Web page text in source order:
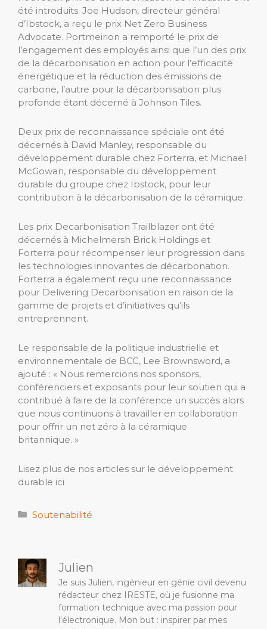
été introduits. Joe Hudson, directeur général
d’Ibstock, a reçu le prix Net Zero Business
Advocate. Portmeirion a remporté le prix de
l’engagement des employés ainsi que l’un des prix
de la décarbonisation en action pour l’efficacité
énergétique et la réduction des émissions de
carbone, l’autre pour la décarbonisation plus
profonde étant décerné à Johnson Tiles.
Deux prix de reconnaissance spéciale ont été
décernés à David Manley, responsable du
développement durable chez Forterra, et Michael
McGowan, responsable du développement
durable du groupe chez Ibstock, pour leur
contribution à la décarbonisation de la céramique.
Les prix Decarbonisation Trailblazer ont été
décernés à Michelmersh Brick Holdings et
Forterra pour récompenser leur progression dans
les technologies innovantes de décarbonation.
Forterra a également reçu une reconnaissance
pour Delivering Decarbonisation en raison de la
gamme de projets et d’initiatives qu’ils
entreprennent.
Le responsable de la politique industrielle et
environnementale de BCC, Lee Brownsword, a
ajouté : « Nous remercions nos sponsors,
conférenciers et exposants pour leur soutien qui a
contribué à faire de la conférence un succès alors
que nous continuons à travailler en collaboration
pour offrir un net zéro à la céramique
britannique. »
Lisez plus de nos articles sur le développement
durable ici
Catégories
Soutenabilité
Julien
Je suis Julien, ingénieur en génie civil devenu
rédacteur chez IRESTE, où je fusionne ma
formation technique avec ma passion pour
l'électronique. Mon but : inspirer par mes